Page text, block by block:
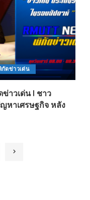
ดข่าวเด่น
าวเด่น l ชาว
หาเศรษฐกิจ หลัง